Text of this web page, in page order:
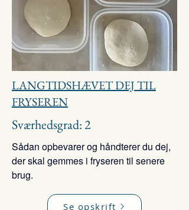
LANGTIDSHÆVET DEJ TIL
FRYSEREN
Sværhedsgrad: 2
Sådan opbevarer og håndterer du dej,
der skal gemmes i fryseren til senere
brug.
Se opskrift